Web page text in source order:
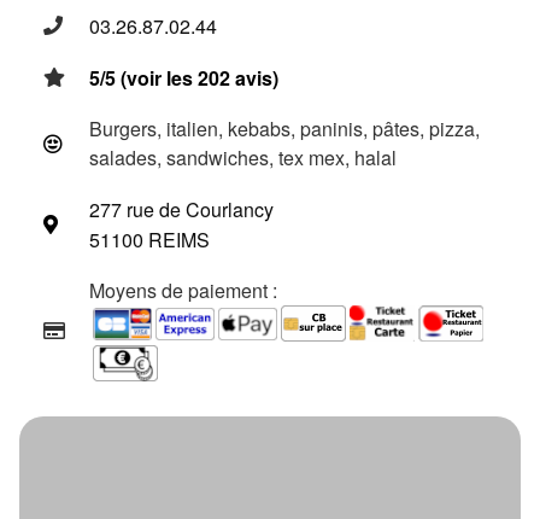
03.26.87.02.44
5/5 (voir les 202 avis)
Burgers, italien, kebabs, paninis, pâtes, pizza,
salades, sandwiches, tex mex, halal
277 rue de Courlancy
51100 REIMS
Moyens de paiement :